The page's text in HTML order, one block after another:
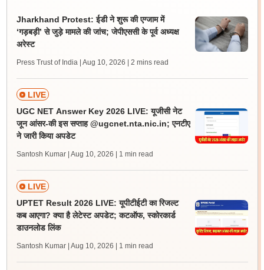
Jharkhand Protest: ईडी ने शुरू की एग्जाम में
‘गड़बड़ी’ से जुड़े मामले की जांच; जेपीएससी के पूर्व अध्यक्ष
अरेस्ट
Press Trust of India | Aug 10, 2026 | 2 mins read
LIVE
UGC NET Answer Key 2026 LIVE: यूजीसी नेट
जून आंसर-की इस सप्ताह @ugcnet.nta.nic.in; एनटीए
ने जारी किया अपडेट
Santosh Kumar | Aug 10, 2026 | 1 min read
LIVE
UPTET Result 2026 LIVE: यूपीटीईटी का रिजल्ट
कब आएगा? क्या है लेटेस्ट अपडेट; कटऑफ, स्कोरकार्ड
डाउनलोड लिंक
Santosh Kumar | Aug 10, 2026 | 1 min read